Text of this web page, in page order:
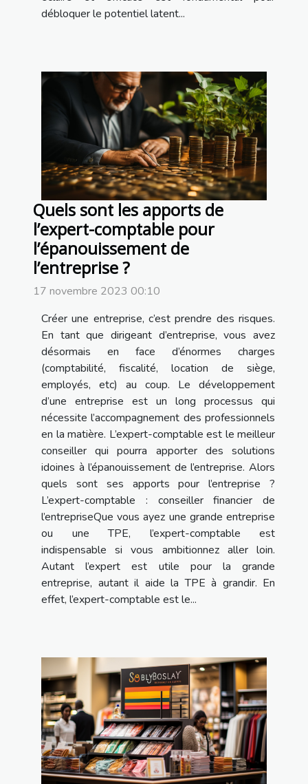
débloquer le potentiel latent...
Quels sont les apports de
l’expert-comptable pour
l’épanouissement de
l’entreprise ?
17 novembre 2023 00:10
Créer une entreprise, c’est prendre des risques.
En tant que dirigeant d’entreprise, vous avez
désormais en face d’énormes charges
(comptabilité, fiscalité, location de siège,
employés, etc) au coup. Le développement
d’une entreprise est un long processus qui
nécessite l’accompagnement des professionnels
en la matière. L’expert-comptable est le meilleur
conseiller qui pourra apporter des solutions
idoines à l’épanouissement de l’entreprise. Alors
quels sont ses apports pour l’entreprise ?
L’expert-comptable : conseiller financier de
l’entrepriseQue vous ayez une grande entreprise
ou une TPE, l’expert-comptable est
indispensable si vous ambitionnez aller loin.
Autant l’expert est utile pour la grande
entreprise, autant il aide la TPE à grandir. En
effet, l’expert-comptable est le...